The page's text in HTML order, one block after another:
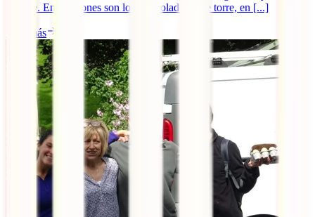
posible. En ocasiones son los controladores de torre, en [...]
Leer más